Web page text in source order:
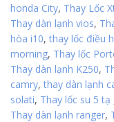
honda City, Thay Lốc
Thay dàn lạnh vios,
hòa i10, thay lốc điều
morning, Thay lốc
Thay dàn lạnh K250,
camry, thay dàn lạnh
solati, Thay lốc su 5 tạ
Thay dàn lạnh ranger,